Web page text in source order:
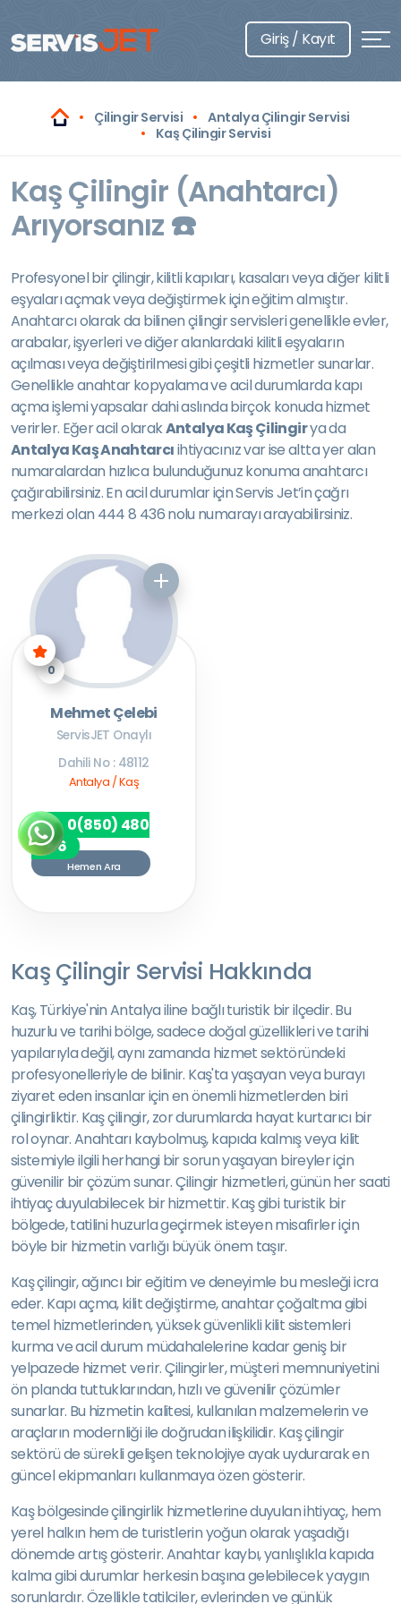
Giriş / Kayıt
Çilingir Servisi
Antalya Çilingir Servisi
Kaş Çilingir Servisi
Kaş Çilingir (Anahtarcı)
Arıyorsanız ☎️
Profesyonel bir çilingir, kilitli kapıları, kasaları veya diğer kilitli
eşyaları açmak veya değiştirmek için eğitim almıştır.
Anahtarcı olarak da bilinen çilingir servisleri genellikle evler,
arabalar, işyerleri ve diğer alanlardaki kilitli eşyaların
açılması veya değiştirilmesi gibi çeşitli hizmetler sunarlar.
Genellikle anahtar kopyalama ve acil durumlarda kapı
açma işlemi yapsalar dahi aslında birçok konuda hizmet
verirler. Eğer acil olarakAntalya Kaş Çilingirya da
Antalya Kaş Anahtarcıihtiyacınız var ise altta yer alan
numaralardan hızlıca bulunduğunuz konuma anahtarcı
çağırabilirsiniz. En acil durumlar için Servis Jet’in çağrı
merkezi olan 444 8 436 nolu numarayı arayabilirsiniz.
0
Mehmet Çelebi
ServisJET Onaylı
Dahili No : 48112
Antalya / Kaş
0(850) 480
7256
Hemen Ara
Kaş Çilingir Servisi Hakkında
Kaş, Türkiye'nin Antalya iline bağlı turistik bir ilçedir. Bu
huzurlu ve tarihi bölge, sadece doğal güzellikleri ve tarihi
yapılarıyla değil, aynı zamanda hizmet sektöründeki
profesyonelleriyle de bilinir. Kaş'ta yaşayan veya burayı
ziyaret eden insanlar için en önemli hizmetlerden biri
çilingirliktir. Kaş çilingir, zor durumlarda hayat kurtarıcı bir
rol oynar. Anahtarı kaybolmuş, kapıda kalmış veya kilit
sistemiyle ilgili herhangi bir sorun yaşayan bireyler için
güvenilir bir çözüm sunar. Çilingir hizmetleri, günün her saati
ihtiyaç duyulabilecek bir hizmettir. Kaş gibi turistik bir
bölgede, tatilini huzurla geçirmek isteyen misafirler için
böyle bir hizmetin varlığı büyük önem taşır.
Kaş çilingir, ağıncı bir eğitim ve deneyimle bu mesleği icra
eder. Kapı açma, kilit değiştirme, anahtar çoğaltma gibi
temel hizmetlerinden, yüksek güvenlikli kilit sistemleri
kurma ve acil durum müdahalelerine kadar geniş bir
yelpazede hizmet verir. Çilingirler, müşteri memnuniyetini
ön planda tuttuklarından, hızlı ve güvenilir çözümler
sunarlar. Bu hizmetin kalitesi, kullanılan malzemelerin ve
araçların modernliği ile doğrudan ilişkilidir. Kaş çilingir
sektörü de sürekli gelişen teknolojiye ayak uydurarak en
güncel ekipmanları kullanmaya özen gösterir.
Kaş bölgesinde çilingirlik hizmetlerine duyulan ihtiyaç, hem
yerel halkın hem de turistlerin yoğun olarak yaşadığı
dönemde artış gösterir. Anahtar kaybı, yanlışlıkla kapıda
kalma gibi durumlar herkesin başına gelebilecek yaygın
sorunlardır. Özellikle tatilciler, evlerinden ve günlük